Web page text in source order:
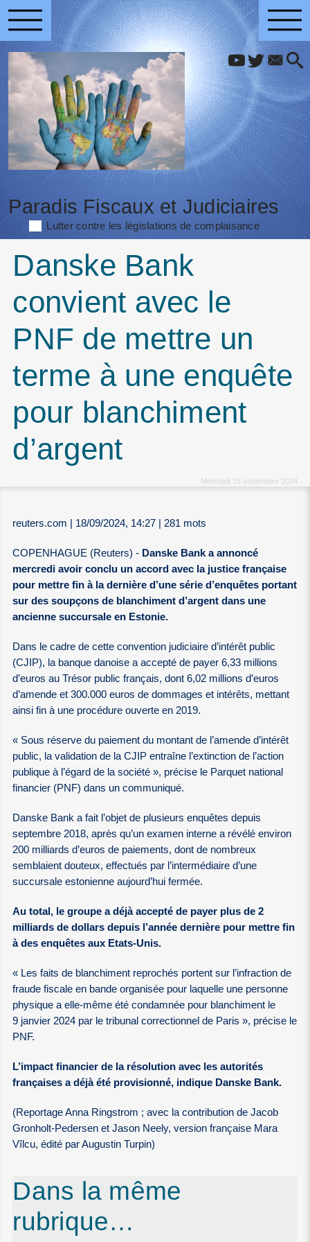
Paradis Fiscaux et Judiciaires
Lutter contre les législations de complaisance
Danske Bank
convient avec le
PNF de mettre un
terme à une enquête
pour blanchiment
d’argent
Mercredi 18 septembre 2024
reuters.com | 18/09/2024, 14:27 | 281 mots
COPENHAGUE (Reuters) - Danske Bank a annoncé
mercredi avoir conclu un accord avec la justice française
pour mettre fin à la dernière d’une série d’enquêtes portant
sur des soupçons de blanchiment d’argent dans une
ancienne succursale en Estonie.
Dans le cadre de cette convention judiciaire d’intérêt public
(CJIP), la banque danoise a accepté de payer 6,33 millions
d’euros au Trésor public français, dont 6,02 millions d’euros
d’amende et 300.000 euros de dommages et intérêts, mettant
ainsi fin à une procédure ouverte en 2019.
« Sous réserve du paiement du montant de l’amende d’intérêt
public, la validation de la CJIP entraîne l’extinction de l’action
publique à l’égard de la société », précise le Parquet national
financier (PNF) dans un communiqué.
Danske Bank a fait l’objet de plusieurs enquêtes depuis
septembre 2018, après qu’un examen interne a révélé environ
200 milliards d’euros de paiements, dont de nombreux
semblaient douteux, effectués par l’intermédiaire d’une
succursale estonienne aujourd’hui fermée.
Au total, le groupe a déjà accepté de payer plus de 2
milliards de dollars depuis l’année dernière pour mettre fin
à des enquêtes aux Etats-Unis.
« Les faits de blanchiment reprochés portent sur l’infraction de
fraude fiscale en bande organisée pour laquelle une personne
physique a elle-même été condamnée pour blanchiment le
9 janvier 2024 par le tribunal correctionnel de Paris », précise le
PNF.
L’impact financier de la résolution avec les autorités
françaises a déjà été provisionné, indique Danske Bank.
(Reportage Anna Ringstrom ; avec la contribution de Jacob
Gronholt-Pedersen et Jason Neely, version française Mara
Vîlcu, édité par Augustin Turpin)
Dans la même
rubrique…